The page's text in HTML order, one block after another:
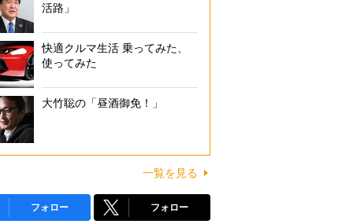
活路」
快適クルマ生活 乗ってみた、
使ってみた
大竹聡の「昼酒御免！」
一覧を見る
フォロー フォロー